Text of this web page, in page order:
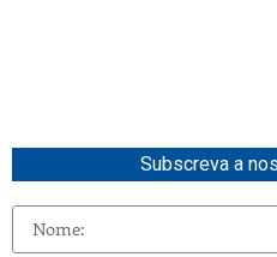
Subscreva a